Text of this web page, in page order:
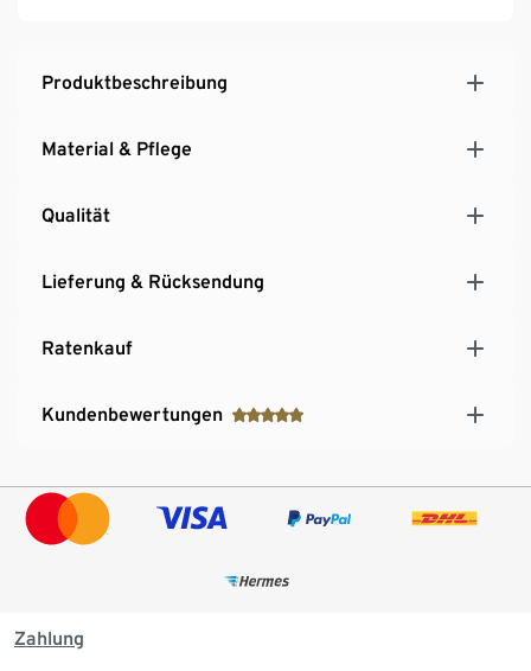
Produktbeschreibung
Material & Pflege
Qualität
Lieferung & Rücksendung
Ratenkauf
Kundenbewertungen
Zahlung